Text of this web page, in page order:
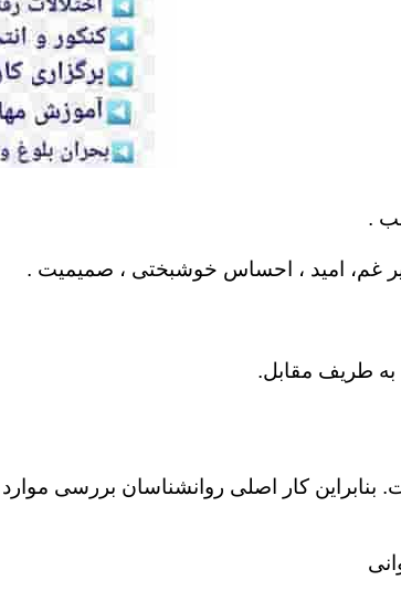
بنابراین کار اصلی روانشناسان بررسی